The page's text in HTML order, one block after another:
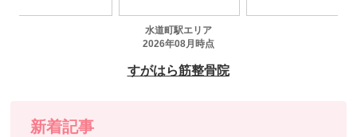
新着記事